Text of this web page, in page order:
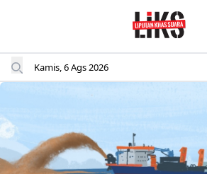
Kamis, 6 Ags 2026